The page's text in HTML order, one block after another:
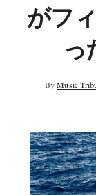
がフ
っ
By Music